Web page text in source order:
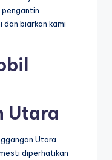
dan biarkan kami
Utara
Utara
diperhatikan